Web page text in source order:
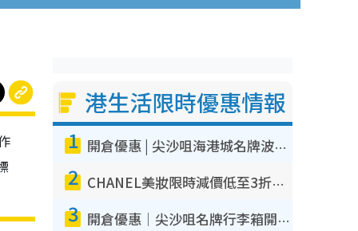
港生活限時優惠情報
1 開倉優惠 | 尖沙咀海港城名牌波鞋開倉低至1折！On鞋$899起／Joy&Peace鞋履$98起
2 CHANEL美妝限時減價低至3折！人氣粉底/唇膏/精華液低至$275！COCO香水都有平
3 開倉優惠｜尖沙咀名牌行李箱開倉低至4折！一連5日 American Tourister/ace./Hallmark $200起！